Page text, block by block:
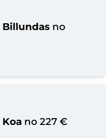
Billundas no
Koa no 227 €